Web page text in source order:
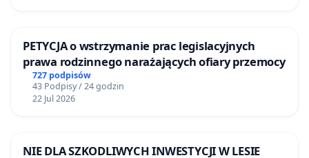
PETYCJA o wstrzymanie prac legislacyjnych
prawa rodzinnego narażających ofiary przemocy
727 podpisów
43 Podpisy / 24 godzin
22 Jul 2026
NIE DLA SZKODLIWYCH INWESTYCJI W LESIE